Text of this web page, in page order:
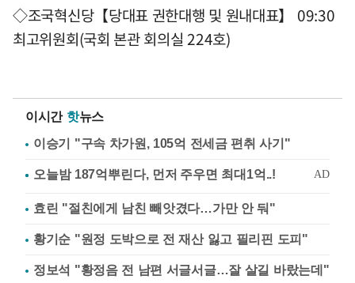
◇조국혁신당【당대표 권한대행 및 원내대표】 09:30
최고위원회(국회 본관 회의실 224호)
이시간 핫뉴스
이승기 "구속 차가원, 105억 전세금 편취 사기"
효린 "절친에게 남친 빼앗겼다…가만 안 둬"
황기순 "원정 도박으로 전 재산 잃고 필리핀 도피"
정보석 "황정음 전 남편 서글서글…잘 살길 바랐는데"